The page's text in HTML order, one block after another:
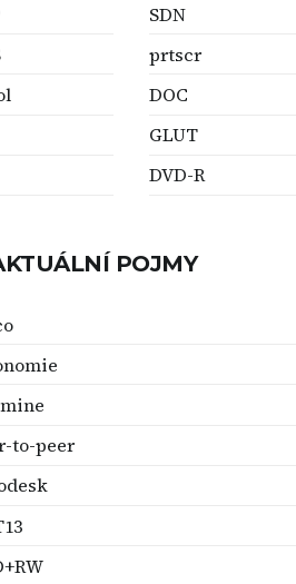
SDN
prtscr
DOC
GLUT
DVD-R
POJMY
to-peer